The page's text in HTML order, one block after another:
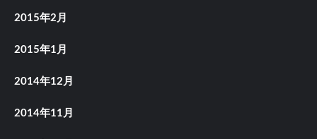
2015年2月
2015年1月
2014年12月
2014年11月